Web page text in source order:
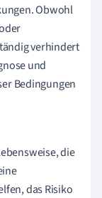
Obwohl
verhindert
und
Bedingungen
die
das Risiko